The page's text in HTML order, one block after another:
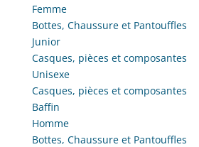
être
sur
page
Femme
Bottes, Chaussure et Pantouffles
Junior
Casques, pièces et composantes
Unisexe
Casques, pièces et composantes
Baffin
Homme
Bottes, Chaussure et Pantouffles